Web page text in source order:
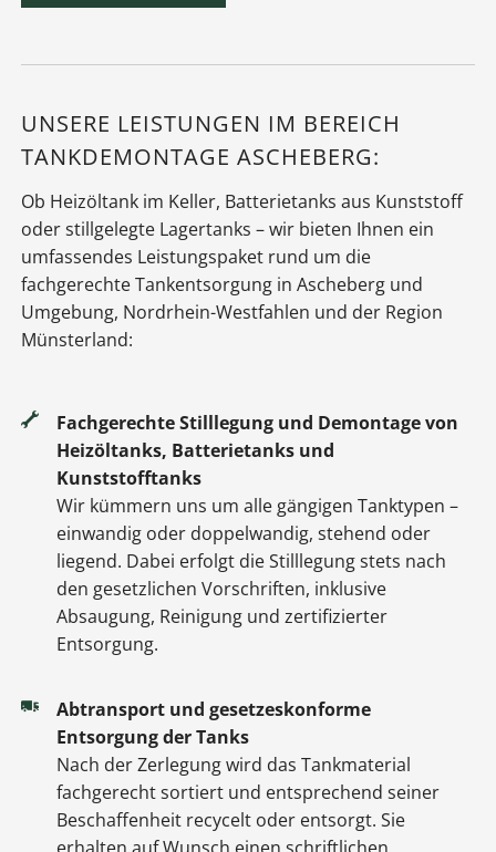
UNSERE LEISTUNGEN IM BEREICH
TANKDEMONTAGE ASCHEBERG:
Ob Heizöltank im Keller, Batterietanks aus Kunststoff
oder stillgelegte Lagertanks – wir bieten Ihnen ein
umfassendes Leistungspaket rund um die
fachgerechte Tankentsorgung in Ascheberg und
Umgebung, Nordrhein-Westfahlen und der Region
Münsterland:
Fachgerechte Stilllegung und Demontage von
Heizöltanks, Batterietanks und
Kunststofftanks
Wir kümmern uns um alle gängigen Tanktypen –
einwandig oder doppelwandig, stehend oder
liegend. Dabei erfolgt die Stilllegung stets nach
den gesetzlichen Vorschriften, inklusive
Absaugung, Reinigung und zertifizierter
Entsorgung.
Abtransport und gesetzeskonforme
Entsorgung der Tanks
Nach der Zerlegung wird das Tankmaterial
fachgerecht sortiert und entsprechend seiner
Beschaffenheit recycelt oder entsorgt. Sie